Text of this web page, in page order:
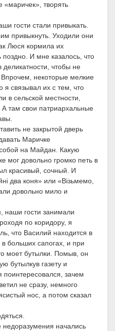
«маричек», творять
гости стали привыкать.
привыкнуть. Уходили они
Люся кормила их
И мне казалось, что
чтобы не
Впрочем, некоторые мелкие
я связывал их с тем, что
в сельской местности,
там свои патриархальные
не закрытой дверь
Маричке
на Майдан. Какую
мог довольно громко петь в
красивый, сочный. И
два коня» или «Візьмемо,
довольно мило и
наши гости занимали
по коридору, я
что Василий находится в
больших сапогах, и при
моет бутылки. Помыв, он
бутылкув газету и
зачем
не сразу, немного
нос, а потом сказал
начались